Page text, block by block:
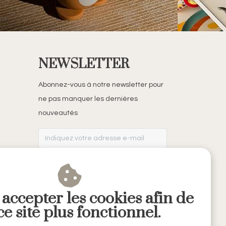
NEWSLETTER
Abonnez-vous à notre newsletter pour
ne pas manquer les dernières
nouveautés
S'ABONNER
les cookies afin de
site plus fonctionnel.